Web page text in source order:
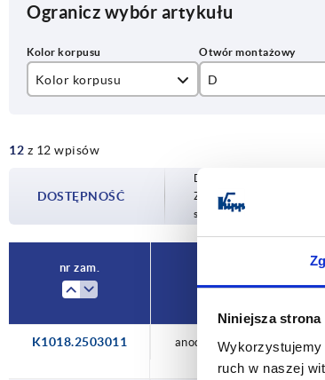
Niniejsza
Wykorzystujemy
ruch w naszej
Ogranicz wybór artykułu
Kolor korpusu
anodyzowany w kolorze naturalnym
D
12 z 12 wpisów
DOSTĘPNOŚĆ
Dostępność jest
Zostaniesz
sfinalizowaniem
nr zam.
Kolor korpusu
K1018.2503011
anodyzowany w kolorze